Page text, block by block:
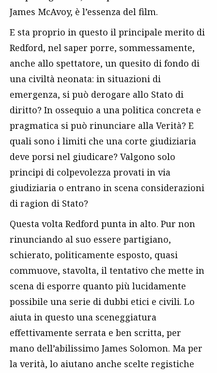
James McAvoy, è l’essenza del film.
E sta proprio in questo il principale merito di
Redford, nel saper porre, sommessamente,
anche allo spettatore, un quesito di fondo di
una civiltà neonata: in situazioni di
emergenza, si può derogare allo Stato di
diritto? In ossequio a una politica concreta e
pragmatica si può rinunciare alla Verità? E
quali sono i limiti che una corte giudiziaria
deve porsi nel giudicare? Valgono solo
principi di colpevolezza provati in via
giudiziaria o entrano in scena considerazioni
di ragion di Stato?
Questa volta Redford punta in alto. Pur non
rinunciando al suo essere partigiano,
schierato, politicamente esposto, quasi
commuove, stavolta, il tentativo che mette in
scena di esporre quanto più lucidamente
possibile una serie di dubbi etici e civili. Lo
aiuta in questo una sceneggiatura
effettivamente serrata e ben scritta, per
mano dell’abilissimo James Solomon. Ma per
la verità, lo aiutano anche scelte registiche